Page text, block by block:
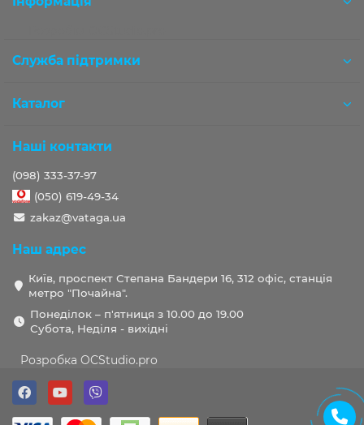
Служба підтримки
Каталог
Наші контакти
(098) 333-37-97
(050) 619-49-34
zakaz@vataga.ua
Наш адрес
Київ, проспект Степана Бандери 16, 312 офіс, станція
метро "Почайна".
Понеділок – п'ятниця з 10.00 до 19.00
Субота, Неділя - вихідні
Розробка OCStudio.pro